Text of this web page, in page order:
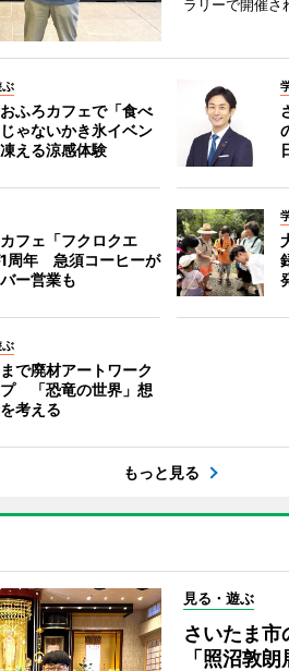
ラリーで開催さ
ふろカフェで「食べ
ゃないかき氷イベン
える涼感体験
フェ「フクロクエ
周年 急須コーヒーが
ー営業も
で廃材アートワーク
「恐竜の世界」想
考える
もっと見る
見る・遊ぶ
さいたま市
「照沼敦